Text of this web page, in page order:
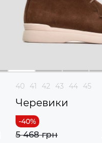
40 41 42 43 44 45
Черевики
5 468 грн